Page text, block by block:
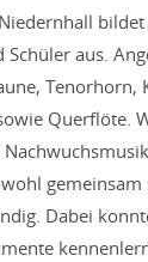
Schüler aus.
Tenorhorn,
Querflöte.
Dabei